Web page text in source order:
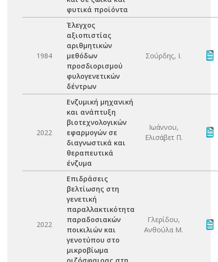
φυτικά προϊόντα
1984
Έλεγχος
αξιοπιστίας
αριθμητικών
μεθόδων
προσδιορισμού
φυλογενετικών
δέντρων
Σούρδης, Ι.
2022
Ενζυμική μηχανική
και ανάπτυξη
βιοτεχνολογικών
εφαρμογών σε
διαγνωστικά και
θεραπευτικά
ένζυμα
Ιωάννου,
Ελισάβετ Π.
2022
Επιδράσεις
βελτίωσης στη
γενετική
παραλλακτικότητα
παραδοσιακών
ποικιλιών και
γενοτύπου στο
μικροβίωμα
Γλερίδου,
Ανθούλα Μ.